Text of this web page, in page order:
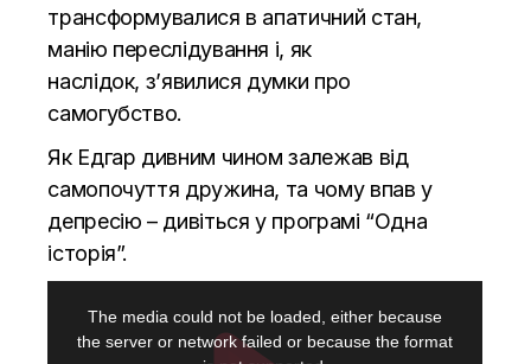
трансформувалися в апатичний стан,
манію переслідування і, як
наслідок, з’явилися думки про
самогубство.
Як Едгар дивним чином залежав від
самопочуття дружина, та чому впав у
депресію – дивіться у програмі “Одна
історія”.